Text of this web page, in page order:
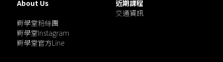
About Us
孵學堂粉絲團
孵學堂Instagram
孵學堂官方Line
近期課程
交通資訊